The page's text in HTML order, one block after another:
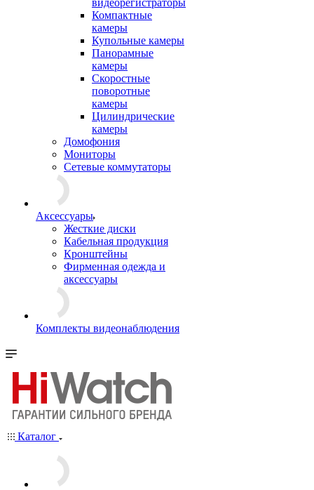
видеорегистраторы
Компактные
камеры
Купольные камеры
Панорамные
камеры
Скоростные
поворотные
камеры
Цилиндрические
камеры
Домофония
Мониторы
Сетевые коммутаторы
Аксессуары
Жесткие диски
Кабельная продукция
Кронштейны
Фирменная одежда и
аксессуары
Комплекты видеонаблюдения
Каталог